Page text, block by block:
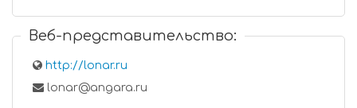
Веб-представительство:
http://lonar.ru
lonar@angara.ru